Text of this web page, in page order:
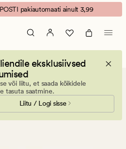
pakiautomaati ainult 3,99
eksklusiivsed
või liitu, et saada kõikidele
tasuta saatmine.
Liitu / Logi sisse